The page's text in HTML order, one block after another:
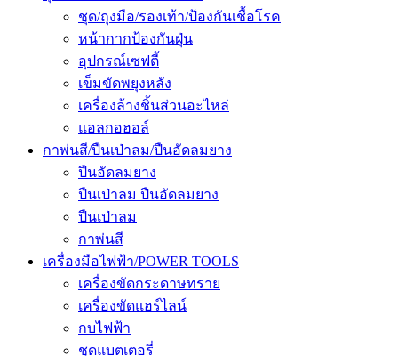
ชุด/ถุงมือ/รองเท้า/ป้องกันเชื้อโรค
หน้ากากป้องกันฝุ่น
อุปกรณ์เซฟตี้
เข็มขัดพยุงหลัง
เครื่องล้างชิ้นส่วนอะไหล่
แอลกอฮอล์
กาพ่นสี/ปืนเป่าลม/ปืนอัดลมยาง
ปืนอัดลมยาง
ปืนเป่าลม ปืนอัดลมยาง
ปืนเป่าลม
กาพ่นสี
เครื่องมือไฟฟ้า/POWER TOOLS
เครื่องขัดกระดาษทราย
เครื่องขัดแฮร์ไลน์
กบไฟฟ้า
ชุดแบตเตอรี่